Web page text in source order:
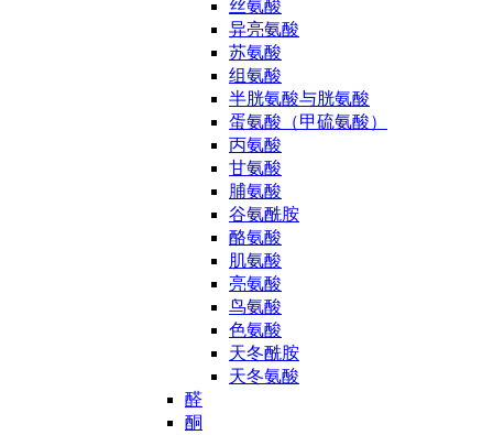
丝氨酸
异亮氨酸
苏氨酸
组氨酸
半胱氨酸与胱氨酸
蛋氨酸（甲硫氨酸）
丙氨酸
甘氨酸
脯氨酸
谷氨酰胺
酪氨酸
肌氨酸
亮氨酸
鸟氨酸
色氨酸
天冬酰胺
天冬氨酸
醛
酮